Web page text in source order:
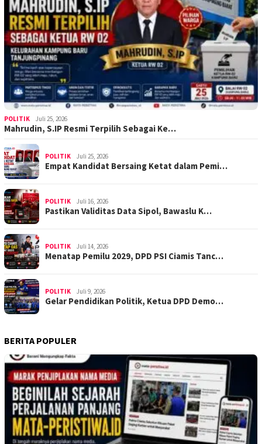
POLITIK Juli 25, 2026
Mahrudin, S.IP Resmi Terpilih Sebagai Ke…
POLITIK Juli 25, 2026
Empat Kandidat Bersaing Ketat dalam Pemi…
POLITIK Juli 16, 2026
Pastikan Validitas Data Sipol, Bawaslu K…
POLITIK Juli 14, 2026
Menatap Pemilu 2029, DPD PSI Ciamis Tanc…
POLITIK Juli 9, 2026
Gelar Pendidikan Politik, Ketua DPD Demo…
BERITA POPULER